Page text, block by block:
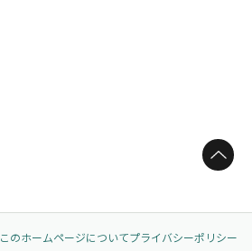
ページトップへ
このホームページについてプライバシーポリシー